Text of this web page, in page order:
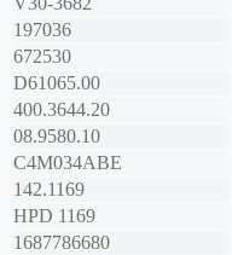
197036
672530
D61065.00
400.3644.20
08.9580.10
C4M034ABE
142.1169
HPD 1169
1687786680